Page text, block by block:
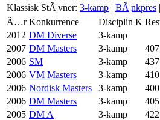
Klassisk StÃ¦vner: 3-kamp | BÃ¦nkpres |
Ã…r Konkurrence Disciplin K
2012 DM Diverse
3-kamp
2007 DM Masters 3-kamp
2006 SM 3-kamp
2006 VM Masters 3-kamp 410
2006 Nordisk Masters 3-kamp 400
2006 DM Masters 3-kamp 405
2005 DM A 3-kamp